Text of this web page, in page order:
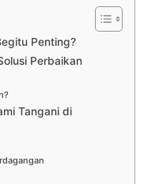
Penting?
Perbaikan
Tangani di